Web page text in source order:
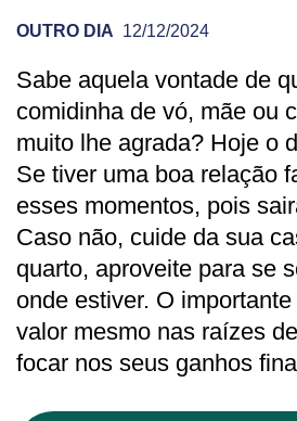
OUTRO DIA 12/12/2024
PREVISÃO DE
Sabe aquela vontade de
comidinha de vó, mãe ou
muito lhe agrada? Hoje o
Se tiver uma boa relação
esses momentos, pois
Caso não, cuide da sua
quarto, aproveite para se
onde estiver. O
valor mesmo nas raízes
focar nos seus ganhos